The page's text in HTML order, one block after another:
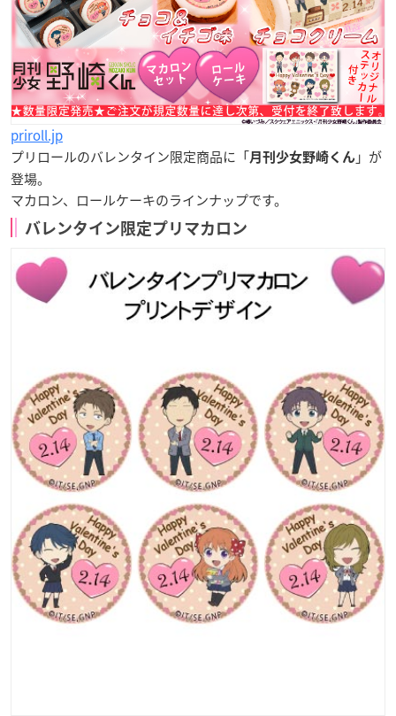
priroll.jp
プリロールのバレンタイン限定商品に「月刊少女野崎くん 」が
登場。
マカロン、ロールケーキのラインナップです。
バレンタイン限定プリマカロン